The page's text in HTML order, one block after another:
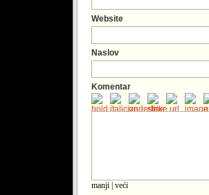
Website
Naslov
Komentar
manji veći